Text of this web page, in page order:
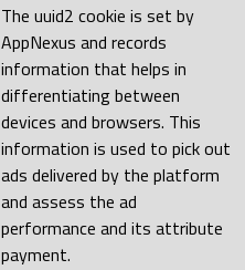
The uuid2 cookie is set by
AppNexus and records
information that helps in
differentiating between
devices and browsers. This
information is used to pick out
ads delivered by the platform
and assess the ad
performance and its attribute
payment.